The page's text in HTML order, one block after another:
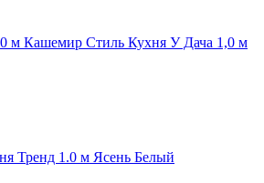
Стиль Кухня У Дача 1,0 м
Тренд 1.0 м Ясень Белый